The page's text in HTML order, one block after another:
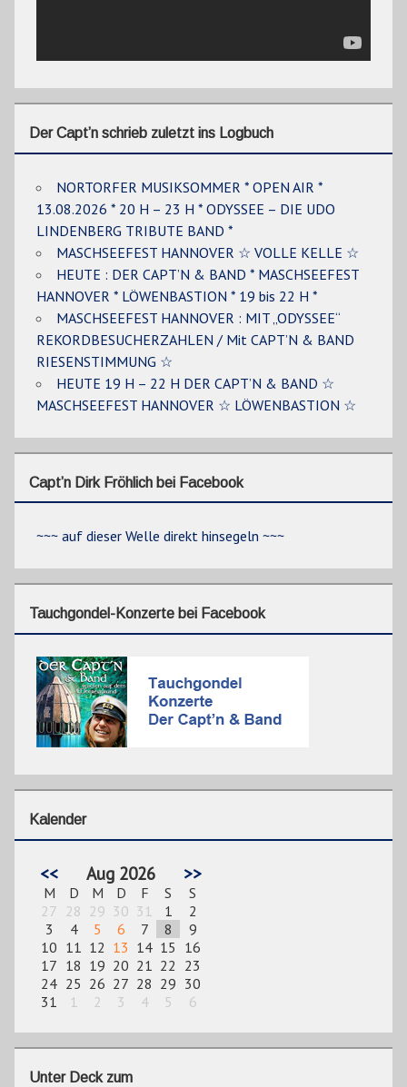
Der Capt’n schrieb zuletzt ins Logbuch
NORTORFER MUSIKSOMMER * OPEN AIR *
13.08.2026 * 20 H – 23 H * ODYSSEE – DIE UDO
LINDENBERG TRIBUTE BAND *
MASCHSEEFEST HANNOVER ☆ VOLLE KELLE ☆
HEUTE : DER CAPT’N & BAND * MASCHSEEFEST
HANNOVER * LÖWENBASTION * 19 bis 22 H *
MASCHSEEFEST HANNOVER : MIT „ODYSSEE“
REKORDBESUCHERZAHLEN / Mit CAPT’N & BAND
RIESENSTIMMUNG ☆
HEUTE 19 H – 22 H DER CAPT’N & BAND ☆
MASCHSEEFEST HANNOVER ☆ LÖWENBASTION ☆
Capt’n Dirk Fröhlich bei Facebook
~~~ auf dieser Welle direkt hinsegeln ~~~
Tauchgondel-Konzerte bei Facebook
Kalender
<< Aug 2026 >>
M D M D F S
S
27 28 29 30 31 1
2
3
4 5 6 7 8
9
10 11 12 13 14 15 16
17 18 19 20 21 22 23
24 25 26 27 28 29 30
31
1 2 3 4 5 6
Unter Deck zum